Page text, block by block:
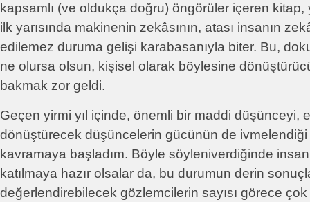
kapsamlı (ve oldukça doğru) öngörüler içeren kitap,
ilk yarısında makinenin zekâsının, atası insanın
edilemez duruma gelişi karabasanıyla biter. Bu,
ne olursa olsun, kişisel olarak böylesine
bakmak zor geldi.
Geçen yirmi yıl içinde, önemli bir maddi düşünceyi,
dönüştürecek düşüncelerin gücünün de
kavramaya başladım. Böyle söyleniverdiğinde
katılmaya hazır olsalar da, bu durumun derin
değerlendirebilecek gözlemcilerin sayısı görece